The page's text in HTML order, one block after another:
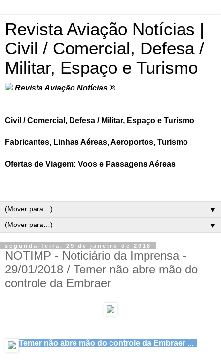
Revista Aviação Notícias |
Civil / Comercial, Defesa /
Militar, Espaço e Turismo
Revista Aviação Notícias ®
Civil / Comercial, Defesa / Militar, Espaço e Turismo
Fabricantes, Linhas Aéreas, Aeroportos, Turismo
Ofertas de Viagem: Voos e Passagens Aéreas
▼
▼
segunda-feira, 29 de janeiro de 2018
NOTIMP - Noticiário da Imprensa -
29/01/2018 / Temer não abre mão do
controle da Embraer
Temer não abre mão do controle da Embraer ...